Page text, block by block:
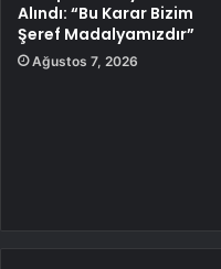
Alındı: “Bu Karar Bizim
Şeref Madalyamızdır”
Ağustos 7, 2026